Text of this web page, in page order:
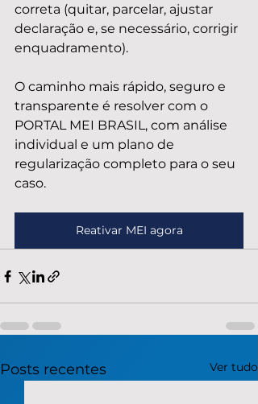
correta (quitar, parcelar, ajustar
declaração e, se necessário, corrigir
enquadramento).
O caminho mais rápido, seguro e
transparente é resolver com o
PORTAL MEI BRASIL, com análise
individual e um plano de
regularização completo para o seu
caso.
Reativar MEI agora
Posts recentes Ver tudo